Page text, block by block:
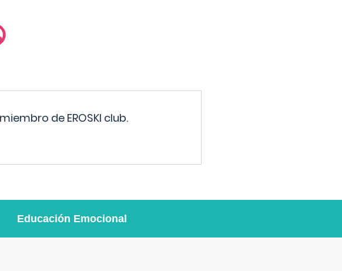
de EROSKI club.
Educación Emocional